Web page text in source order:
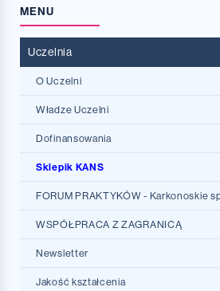
MENU
Uczelnia
O Uczelni
KANS w JG
Historia
Zasłużeni w KANS
Władze Uczelni
Dofinansowania
Projekty UE
Projekt CZ-PL Transedu
Doskonałość dydaktyczna KANS
Zima w laboratoriach
Seniorzy - ambasadorzy
Sklepik KANS
FORUM PRAKTYKÓW - Karkonoskie
WSPÓŁPRACA Z ZAGRANICĄ
Program Erasmus+ ogólne informacje
Deklaracja Polityki Erasmusowej
Newsletter
Jakość kształcenia